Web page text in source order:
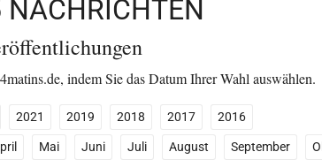
indem Sie das Datum Ihrer Wahl auswählen.
2021 2019 2018 2017
2016
Mai Juni Juli August September